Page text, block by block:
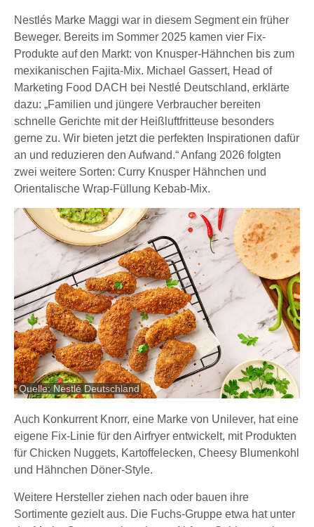
Nestlés Marke Maggi war in diesem Segment ein früher
Beweger. Bereits im Sommer 2025 kamen vier Fix-
Produkte auf den Markt: von Knusper-Hähnchen bis zum
mexikanischen Fajita-Mix. Michael Gassert, Head of
Marketing Food DACH bei Nestlé Deutschland, erklärte
dazu: „Familien und jüngere Verbraucher bereiten
schnelle Gerichte mit der Heißluftfritteuse besonders
gerne zu. Wir bieten jetzt die perfekten Inspirationen dafür
an und reduzieren den Aufwand.“ Anfang 2026 folgten
zwei weitere Sorten: Curry Knusper Hähnchen und
Orientalische Wrap-Füllung Kebab-Mix.
Quelle: Nestlé Deutschland
Auch Konkurrent Knorr, eine Marke von Unilever, hat eine
eigene Fix-Linie für den Airfryer entwickelt, mit Produkten
für Chicken Nuggets, Kartoffelecken, Cheesy Blumenkohl
und Hähnchen Döner-Style.
Weitere Hersteller ziehen nach oder bauen ihre
Sortimente gezielt aus. Die Fuchs-Gruppe etwa hat unter